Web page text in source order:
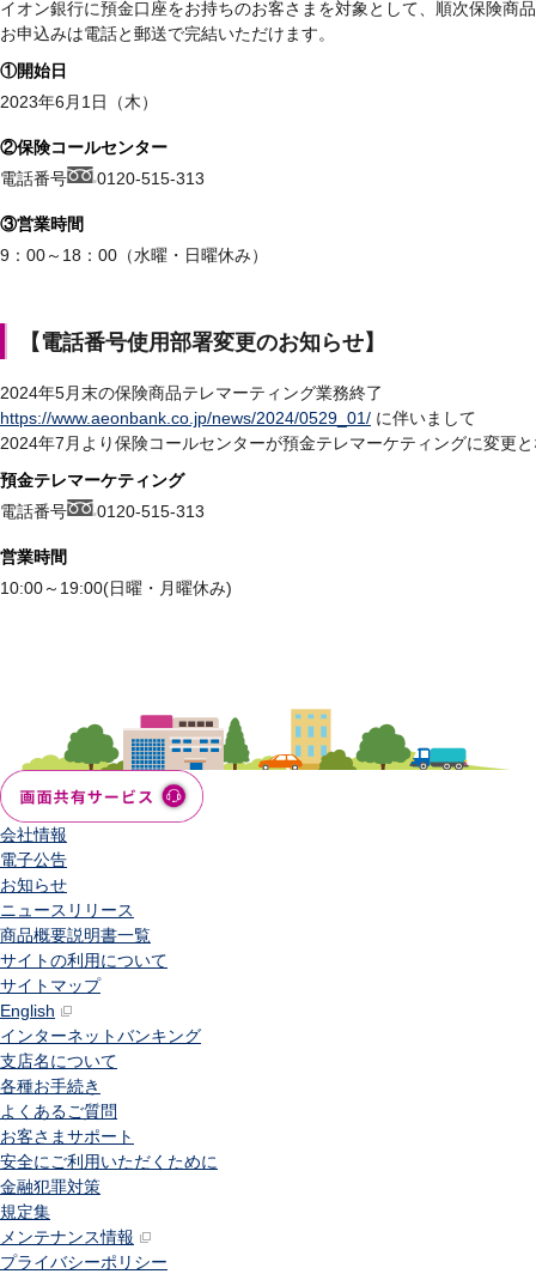
イオン銀行に預金口座をお持ちのお客さまを対象として、順次保険商
お申込みは電話と郵送で完結いただけます。
①開始日
2023年6月1日（木）
②保険コールセンター
電話番号
0120-515-313
③営業時間
9：00～18：00（水曜・日曜休み）
【電話番号使用部署変更のお知らせ】
2024年5月末の保険商品テレマーティング業務終了
https://www.aeonbank.co.jp/news/2024/0529_01/ に伴いまして
2024年7月より保険コールセンターが預金テレマーケティングに変更
預金テレマーケティング
電話番号
0120-515-313
営業時間
10:00～19:00(日曜・月曜休み)
会社情報
電子公告
お知らせ
ニュースリリース
商品概要説明書一覧
サイトの利用について
サイトマップ
English
インターネットバンキング
支店名について
各種お手続き
よくあるご質問
お客さまサポート
安全にご利用いただくために
金融犯罪対策
規定集
メンテナンス情報
プライバシーポリシー